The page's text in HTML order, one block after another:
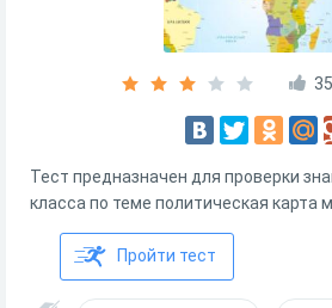
35
Тест предназначен для проверки
класса по теме политическая карта
Пройти тест